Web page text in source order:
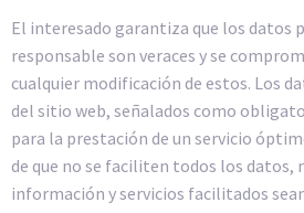
El interesado garantiza que los datos
responsable son veraces y se
cualquier modificación de estos. Los
del sitio web, señalados como
para la prestación de un servicio
de que no se faciliten todos los datos,
información y servicios facilitados